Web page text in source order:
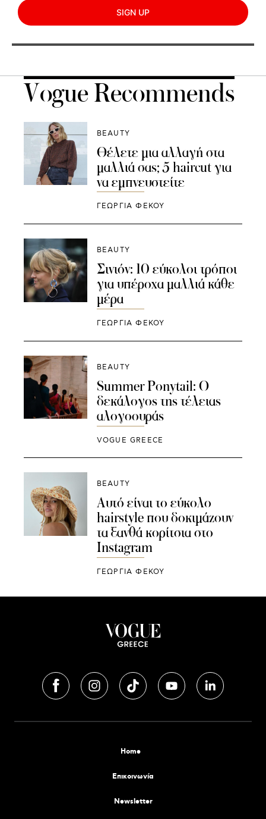
SIGN UP
Vogue Recommends
BEAUTY
Θέλετε μια αλλαγή στα
μαλλιά σας; 5 haircut για
να εμπνευστείτε
ΓΕΩΡΓΙΑ ΦΕΚΟΥ
BEAUTY
Σινιόν: 10 εύκολοι τρόποι
για υπέροχα μαλλιά κάθε
μέρα
ΓΕΩΡΓΙΑ ΦΕΚΟΥ
BEAUTY
Summer Ponytail: Ο
δεκάλογος της τέλειας
αλογοουράς
VOGUE GREECE
BEAUTY
Αυτό είναι το εύκολο
hairstyle που δοκιμάζουν
τα ξανθά κορίτσια στο
Instagram
ΓΕΩΡΓΙΑ ΦΕΚΟΥ
Home
Επικοινωνία
Newsletter